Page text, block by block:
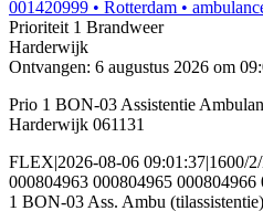
001420999 • Rotterdam •
Prioriteit 1 Brandweer
Harderwijk
Ontvangen: 6 augustus 2026 om
Prio 1 BON-03 Assistentie
Harderwijk 061131
FLEX|2026-08-06 09:01:37|1600/
000804963 000804965
1 BON-03 Ass. Ambu